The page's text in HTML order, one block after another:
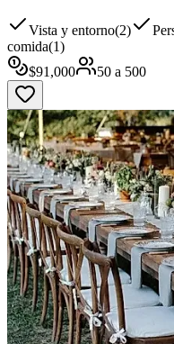
Vista y entorno(2)
comida(1)
$91,000 50 a 500